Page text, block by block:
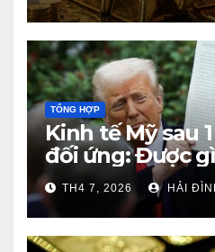
TỔNG HỢP
Kinh tế Mỹ sau
đối ứng: Được
TH4 7, 2026 HẢI